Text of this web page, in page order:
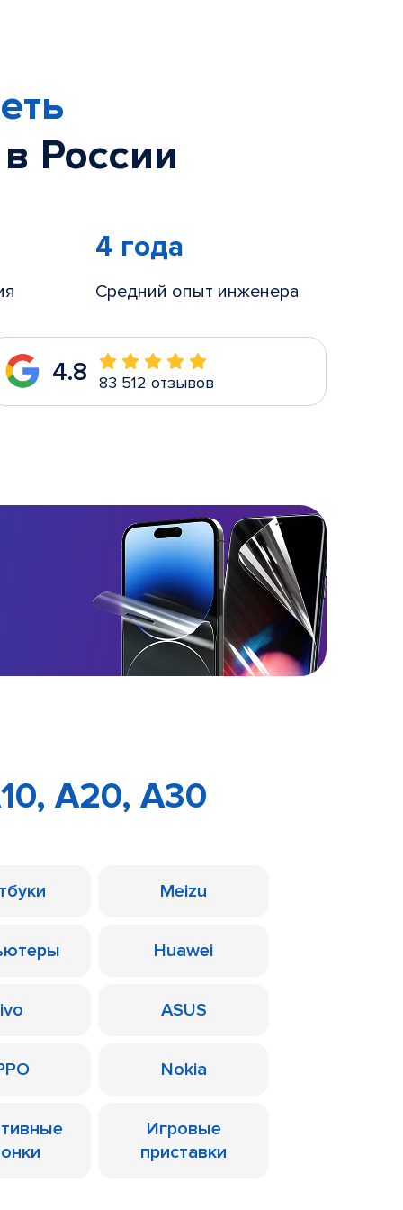
России
4 года
Средний опыт инженера
4.8 83 512 отзывов
A20, A30
Meizu
Huawei
ASUS
Nokia
Игровые
приставки